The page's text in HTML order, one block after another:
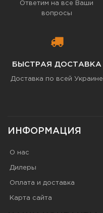
Ответим на все Ваши
вопросы
БЫСТРАЯ ДОСТАВКА
Доставка по всей Украине
ИНФОРМАЦИЯ
О нас
Дилеры
Оплата и доставка
Карта сайта